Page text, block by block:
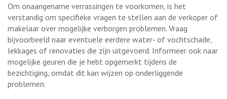
Om onaangename verrassingen te voorkomen, is het
verstandig om specifieke vragen te stellen aan de verkoper of
makelaar over mogelijke verborgen problemen. Vraag
bijvoorbeeld naar eventuele eerdere water- of vochtschade,
lekkages of renovaties die zijn uitgevoerd. Informeer ook naar
mogelijke geuren die je hebt opgemerkt tijdens de
bezichtiging, omdat dit kan wijzen op onderliggende
problemen.